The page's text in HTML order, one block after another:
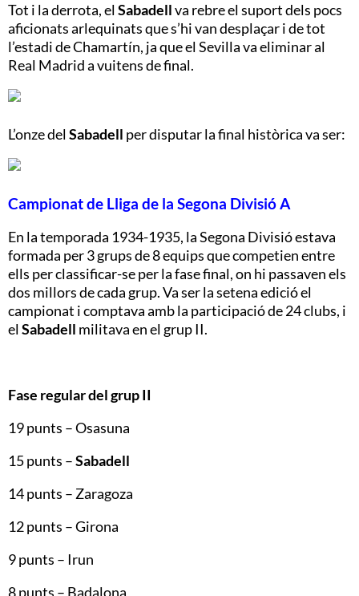
Tot i la derrota, elSabadellva rebre el suport dels pocs
aficionats arlequinats que s’hi van desplaçar i de tot
l’estadi de Chamartín, ja que el Sevilla va eliminar al
Real Madrid a vuitens de final.
L’onze delSabadell per disputar la final històrica va ser:
Campionat de Lliga de la Segona Divisió A
En la temporada 1934-1935, la Segona Divisió estava
formada per 3 grups de 8 equips que competien entre
ells per classificar-se per la fase final, on hi passaven els
dos millors de cada grup. Va ser la setena edició el
campionat i comptava amb la participació de 24 clubs, i
elSabadell militava en el grup II.
Fase regular del grup II
19 punts – Osasuna
15 punts –Sabadell
14 punts – Zaragoza
12 punts – Girona
9 punts – Irun
8 punts – Badalona